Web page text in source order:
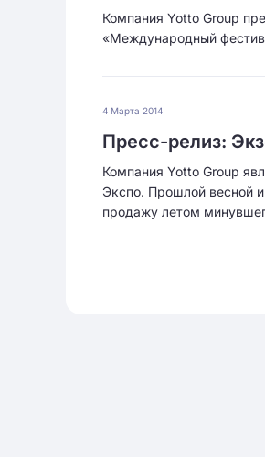
Компания Yotto Group
«Международный
4 Марта 2014
Пресс-релиз:
Компания Yotto Group
Экспо. Прошлой весной
продажу летом